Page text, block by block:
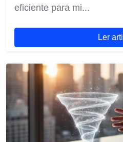
eficiente para mi...
Ler